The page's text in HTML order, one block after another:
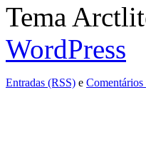
Tema
WordPress
Entradas (RSS) e Comentários